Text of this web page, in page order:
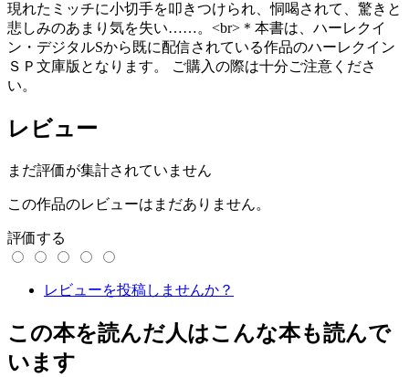
現れたミッチに小切手を叩きつけられ、恫喝されて、驚きと
悲しみのあまり気を失い……。<br>＊本書は、ハーレクイ
ン・デジタルSから既に配信されている作品のハーレクイン
ＳＰ文庫版となります。 ご購入の際は十分ご注意くださ
い。
レビュー
まだ評価が集計されていません
この作品のレビューはまだありません。
評価する
レビューを投稿しませんか？
この本を読んだ人はこんな本も読んで
います